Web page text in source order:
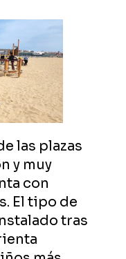
las plazas
y muy
con
El tipo de
tras